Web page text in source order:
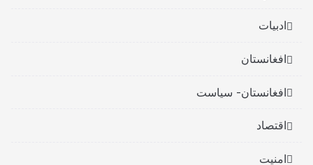
ادبیات
افغانستان
افغانستان- سیاست
اقتصاد
امنیت